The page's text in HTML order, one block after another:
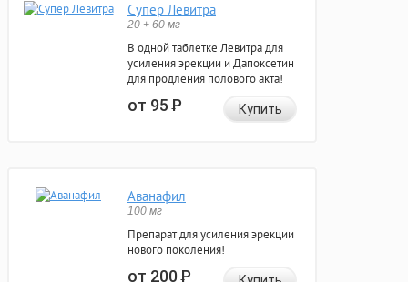
Супер Левитра
20 + 60 мг
В одной таблетке Левитра для
усиления эрекции и Дапоксетин
для продления полового акта!
от 95Р Купить
Аванафил
100 мг
Препарат для усиления эрекции
нового поколения!
от 200Р